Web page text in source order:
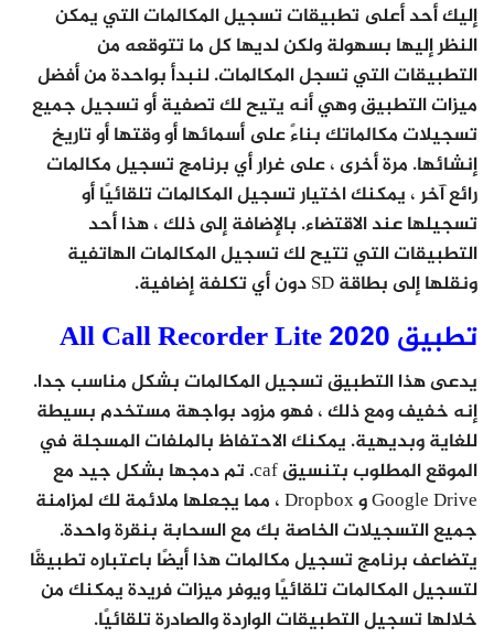
إليك أحد أعلى تطبيقات تسجيل المكالمات التي يمكن
النظر إليها بسهولة ولكن لديها كل ما تتوقعه من
التطبيقات التي تسجل المكالمات. لنبدأ بواحدة من أفضل
ميزات التطبيق وهي أنه يتيح لك تصفية أو تسجيل جميع
تسجيلات مكالماتك بناءً على أسمائها أو وقتها أو تاريخ
إنشائها. مرة أخرى ، على غرار أي برنامج تسجيل مكالمات
رائع آخر ، يمكنك اختيار تسجيل المكالمات تلقائيًا أو
تسجيلها عند الاقتضاء. بالإضافة إلى ذلك ، هذا أحد
التطبيقات التي تتيح لك تسجيل المكالمات الهاتفية
ونقلها إلى بطاقة SD دون أي تكلفة إضافية.
تطبيق All Call Recorder Lite 2020
يدعى هذا التطبيق تسجيل المكالمات بشكل مناسب جدا.
إنه خفيف ومع ذلك ، فهو مزود بواجهة مستخدم بسيطة
للغاية وبديهية. يمكنك الاحتفاظ بالملفات المسجلة في
الموقع المطلوب بتنسيق caf. تم دمجها بشكل جيد مع
Google Drive و Dropbox ، مما يجعلها ملائمة لك لمزامنة
جميع التسجيلات الخاصة بك مع السحابة بنقرة واحدة.
يتضاعف برنامج تسجيل مكالمات هذا أيضًا باعتباره تطبيقًا
لتسجيل المكالمات تلقائيًا ويوفر ميزات فريدة يمكنك من
خلالها تسجيل التطبيقات الواردة والصادرة تلقائيًا.